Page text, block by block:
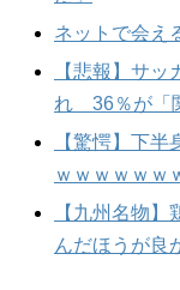
ネットで会え
【悲報】サ
れ 36％が「
【驚愕】下
ｗｗｗｗｗｗ
【九州名物
んだほうが良